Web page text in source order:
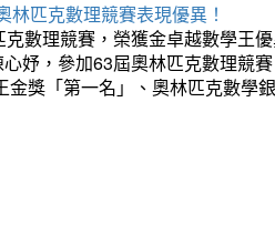
匹克數理競賽表現優異！
數理競賽，榮獲金卓越數學王
妤，參加63屆奧林匹克數理競
獎「第一名」、奧林匹克數學